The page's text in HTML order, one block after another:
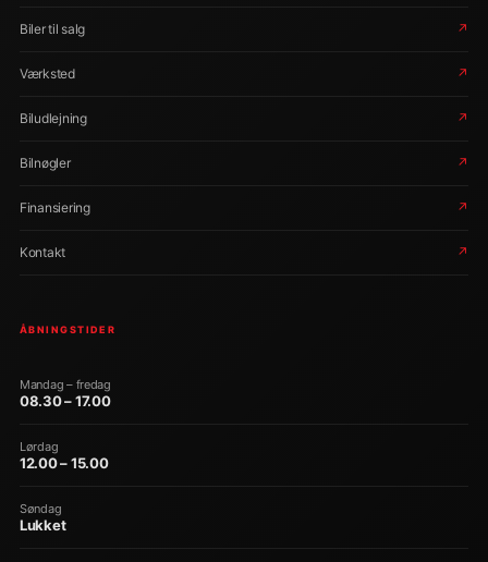
Biler til salg ↗
Værksted ↗
Biludlejning ↗
Bilnøgler ↗
Finansiering ↗
Kontakt ↗
ÅBNINGSTIDER
Mandag – fredag
08.30 – 17.00
Lørdag
12.00 – 15.00
Søndag
Lukket